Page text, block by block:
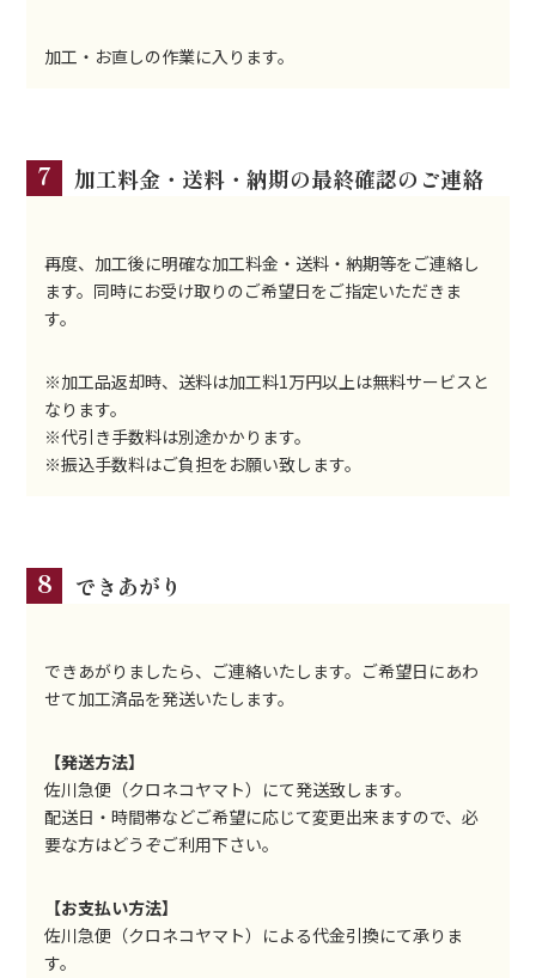
加工・お直しの作業に入ります。
7 加工料金・送料・納期の最終確認のご連絡
再度、加工後に明確な加工料金・送料・納期等をご連絡し
ます。同時にお受け取りのご希望日をご指定いただきま
す。
※加工品返却時、送料は加工料1万円以上は無料サービスと
なります。
※代引き手数料は別途かかります。
※振込手数料はご負担をお願い致します。
8 できあがり
できあがりましたら、ご連絡いたします。ご希望日にあわ
せて加工済品を発送いたします。
【発送方法】
佐川急便（クロネコヤマト）にて発送致します。
配送日・時間帯などご希望に応じて変更出来ますので、必
要な方はどうぞご利用下さい。
【お支払い方法】
佐川急便（クロネコヤマト）による代金引換にて承りま
す。